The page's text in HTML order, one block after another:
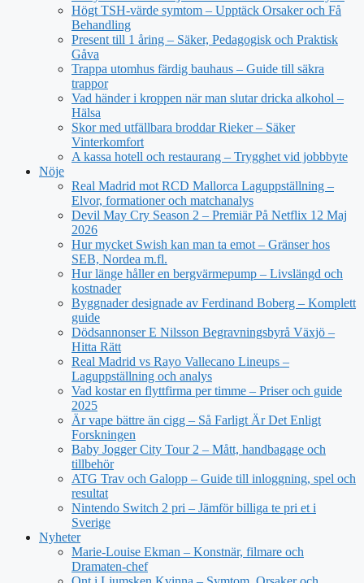
Högt TSH-värde symtom – Upptäck Orsaker och Få
Behandling
Present till 1 åring – Säker, Pedagogisk och Praktisk
Gåva
Trappa utomhus färdig bauhaus – Guide till säkra
trappor
Vad händer i kroppen när man slutar dricka alkohol –
Hälsa
Skor med utfällbara broddar Rieker – Säker
Vinterkomfort
A kassa hotell och restaurang – Trygghet vid jobbbyte
Nöje
Real Madrid mot RCD Mallorca Laguppställning –
Elvor, formationer och matchanalys
Devil May Cry Season 2 – Premiär På Netflix 12 Maj
2026
Hur mycket Swish kan man ta emot – Gränser hos
SEB, Nordea m.fl.
Hur länge håller en bergvärmepump – Livslängd och
kostnader
Byggnader designade av Ferdinand Boberg – Komplett
guide
Dödsannonser E Nilsson Begravningsbyrå Växjö –
Hitta Rätt
Real Madrid vs Rayo Vallecano Lineups –
Laguppställning och analys
Vad kostar en flyttfirma per timme – Priser och guide
2025
Är vape bättre än cigg – Så Farligt Är Det Enligt
Forskningen
Baby Jogger City Tour 2 – Mått, handbagage och
tillbehör
ATG Trav och Galopp – Guide till inloggning, spel och
resultat
Nintendo Switch 2 pri – Jämför billiga te pri et i
Sverige
Nyheter
Marie-Louise Ekman – Konstnär, filmare och
Dramaten-chef